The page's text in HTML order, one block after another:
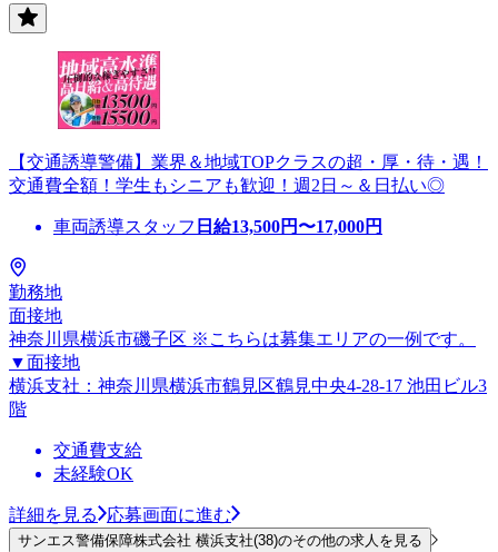
【交通誘導警備】業界＆地域TOPクラスの超・厚・待・遇！
交通費全額！学生もシニアも歓迎！週2日～＆日払い◎
車両誘導スタッフ 日給13,500円〜17,000円
勤務地
面接地
神奈川県横浜市磯子区 ※こちらは募集エリアの一例です。
▼面接地
横浜支社：神奈川県横浜市鶴見区鶴見中央4-28-17 池田ビル3
階
交通費支給
未経験OK
詳細を見る 応募画面に進む
サンエス警備保障株式会社 横浜支社(38)のその他の求人を見る